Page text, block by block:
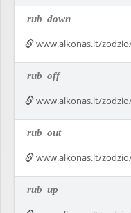
rub down
www.alkonas.lt/
rub off
www.alkonas.lt/
rub out
www.alkonas.lt/
rub up